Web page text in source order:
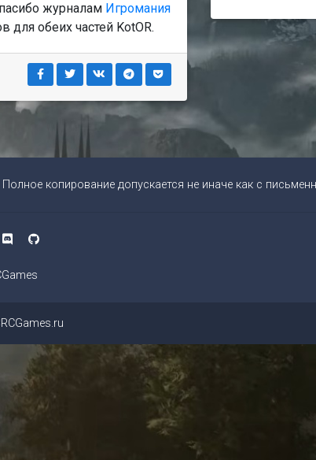
журналам Игромания
обеих частей KotOR.
Полное копирование допускается не иначе как с